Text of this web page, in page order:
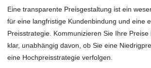
Eine transparente Preisgestaltung ist ein
für eine langfristige Kundenbindung und eine
Preisstrategie. Kommunizieren Sie Ihre Preise
klar, unabhängig davon, ob Sie eine
eine Hochpreisstrategie verfolgen.